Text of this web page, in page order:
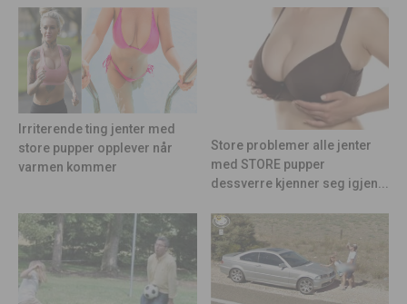
Irriterende ting jenter med
store pupper opplever når
varmen kommer
Store problemer alle jenter
med STORE pupper
dessverre kjenner seg igjen...